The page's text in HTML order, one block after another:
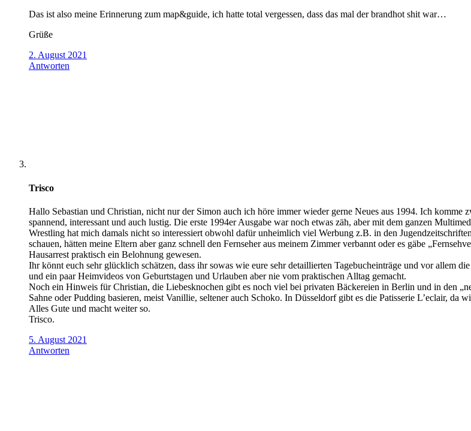
Das ist also meine Erinnerung zum map&guide, ich hatte total vergessen, dass das mal der brandhot shit war…
Grüße
2. August 2021
Antworten
Trisco
Hallo Sebastian und Christian, nicht nur der Simon auch ich höre immer wieder gerne Neues aus 1994. Ich komme
spannend, interessant und auch lustig. Die erste 1994er Ausgabe war noch etwas zäh, aber mit dem ganzen
Wrestling hat mich damals nicht so interessiert obwohl dafür unheimlich viel Werbung z.B. in den
schauen, hätten meine Eltern aber ganz schnell den Fernseher aus meinem Zimmer verbannt oder es gäbe
Hausarrest praktisch ein Belohnung gewesen.
Ihr könnt euch sehr glücklich schätzen, dass ihr sowas wie eure sehr detaillierten Tagebucheinträge und vor allem
und ein paar Heimvideos von Geburtstagen und Urlauben aber nie vom praktischen Alltag gemacht.
Noch ein Hinweis für Christian, die Liebesknochen gibt es noch viel bei privaten Bäckereien in Berlin und in den
Sahne oder Pudding basieren, meist Vanillie, seltener auch Schoko. In Düsseldorf gibt es die Patisserie L’eclair, da
Alles Gute und macht weiter so.
Trisco.
5. August 2021
Antworten